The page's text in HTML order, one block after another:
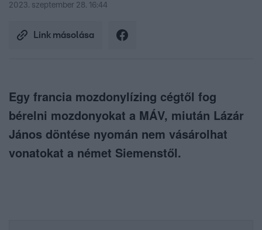
2023. szeptember 28. 16:44
Link másolása
Egy francia mozdonylízing cégtől fog
bérelni mozdonyokat a MÁV, miután Lázár
János döntése nyomán nem vásárolhat
vonatokat a német Siemenstől.